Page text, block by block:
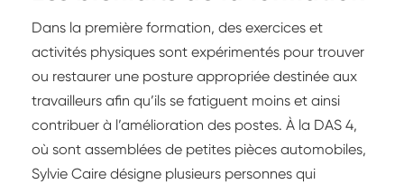
Dans la première formation, des exercices et
activités physiques sont expérimentés pour trouver
ou restaurer une posture appropriée destinée aux
travailleurs afin qu’ils se fatiguent moins et ainsi
contribuer à l’amélioration des postes. À la DAS 4,
où sont assemblées de petites pièces automobiles,
Sylvie Caire désigne plusieurs personnes qui